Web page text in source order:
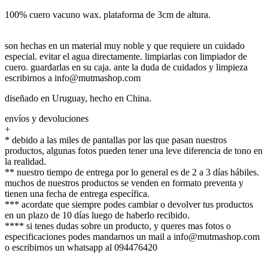
100% cuero vacuno wax. plataforma de 3cm de altura.
son hechas en un material muy noble y que requiere un cuidado
especial. evitar el agua directamente. limpiarlas con limpiador de
cuero. guardarlas en su caja. ante la duda de cuidados y limpieza
escribirnos a info@mutmashop.com
diseñado en Uruguay, hecho en China.
envíos y devoluciones
+
* debido a las miles de pantallas por las que pasan nuestros
productos, algunas fotos pueden tener una leve diferencia de tono en
la realidad.
** nuestro tiempo de entrega por lo general es de 2 a 3 días hábiles.
muchos de nuestros productos se venden en formato preventa y
tienen una fecha de entrega específica.
*** acordate que siempre podes cambiar o devolver tus productos
en un plazo de 10 días luego de haberlo recibido.
**** si tenes dudas sobre un producto, y queres mas fotos o
especificaciones podes mandarnos un mail a info@mutmashop.com
o escribirnos un whatsapp al 094476420